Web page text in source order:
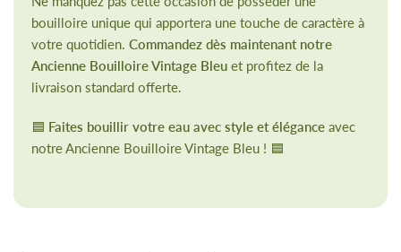
bouilloire unique qui apportera une touche de caractère à
votre quotidien.Commandez dès maintenant notre
Ancienne Bouilloire Vintage Bleu et profitez de la
livraison standard offerte.
🟦 Faites bouillir votre eau avec style et élégance avec
notre Ancienne Bouilloire Vintage Bleu ! 🟦